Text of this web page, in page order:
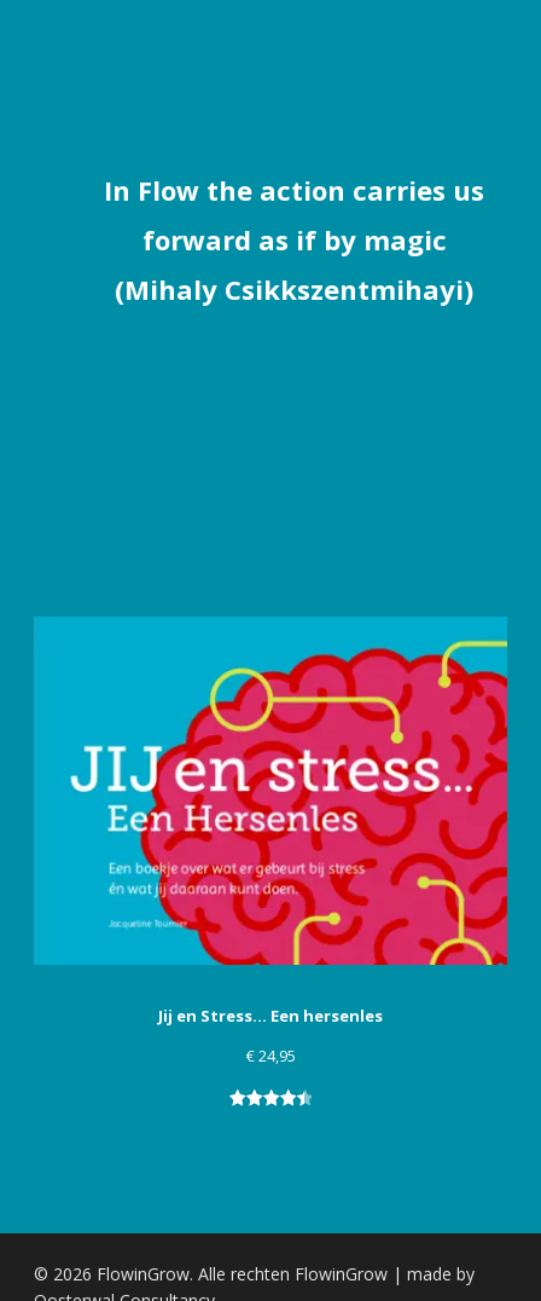
In Flow the action carries us
forward as if by magic
(Mihaly Csikkszentmihayi)
Jij en Stress... Een hersenles
€24,95
© 2026 FlowinGrow. Alle rechten FlowinGrow | made by